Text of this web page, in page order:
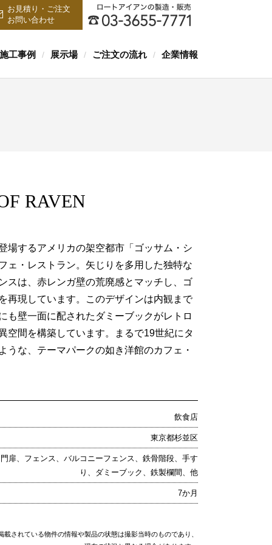
お見積り・ご注文
お問い合わせ
施工事例 / 展示場 / ご注文の流れ / 企業情報
RAVEN
場するアメリカの架空都市「ゴッサム・シ
ェ・レストラン。矢じりを多用した独特な
スは、赤レンガ壁の荒廃感とマッチし、ゴ
再現しています。このデザインは内観まで
も壁一面に配されたダミーブックがレトロ
空間を構築しています。まるで19世紀にタ
うな、テーマパークの如き洋館のカフェ・
飲食店
東京都杉並区
門扉、フェンス、バルコニーフェンス、鉄骨階段、手す
り、ダミーブック、鉄製欄間、他
7か月
載されている物件の情報や製品の状態は撮影当時のものであり、